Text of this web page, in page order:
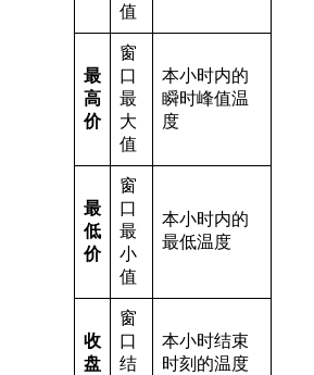
值
最
高
价
窗
口
最
大
值
本小时内的
瞬时峰值温
度
最
低
价
窗
口
最
小
值
本小时内的
最低温度
收
盘
窗
口
结
本小时结束
时刻的温度